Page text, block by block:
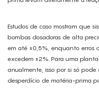
Estudos de caso mostram que
bombas dosadoras de alta
em até ±0,5%, enquanto erros
excedem ±2%. Para uma
anualmente, isso por si só
desperdício de matéria-prima